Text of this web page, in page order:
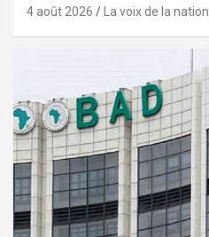
4 août 2026 La voix de la nation